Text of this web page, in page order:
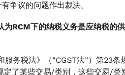
争议的问题作出裁决。
RCM下的纳税义务是应纳税的
服务税法》（“CGST法”）第23
定了某些交易/类别，这些交易/